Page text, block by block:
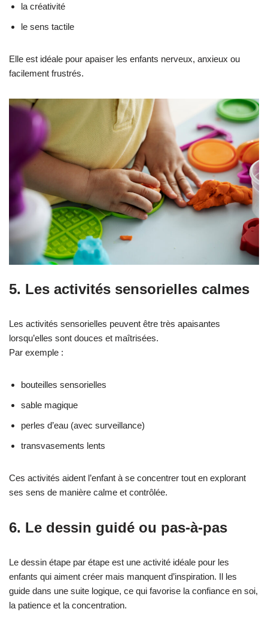
la créativité
le sens tactile
Elle est idéale pour apaiser les enfants nerveux, anxieux ou
facilement frustrés.
5. Les activités sensorielles calmes
Les activités sensorielles peuvent être très apaisantes
lorsqu’elles sont douces et maîtrisées.
Par exemple :
bouteilles sensorielles
sable magique
perles d’eau (avec surveillance)
transvasements lents
Ces activités aident l’enfant à se concentrer tout en explorant
ses sens de manière calme et contrôlée.
6. Le dessin guidé ou pas-à-pas
Le dessin étape par étape est une activité idéale pour les
enfants qui aiment créer mais manquent d’inspiration. Il les
guide dans une suite logique, ce qui favorise la confiance en soi,
la patience et la concentration.